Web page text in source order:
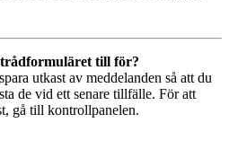
till för?
utkast av meddelanden så att du
de vid ett senare tillfälle. För att
gå till kontrollpanelen.